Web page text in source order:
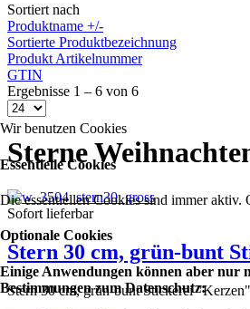
Sortiert nach
Produktname +/-
Sortierte Produktbezeichnung
Produkt Artikelnummer
GTIN
Ergebnisse 1 – 6 von 6
Sterne
Sofort lieferbar
Stern 30 cm, grün-bunt
Stern 30 cm, grün-bunt Stickerei "Kerzen"
Wir benutzen Cookies
Essentielle Cookies
Die essentiellen Cookies sind immer aktiv.
Optionale Cookies
Einige Anwendungen können aber nur
Bestimmungen zum Datenschutz: